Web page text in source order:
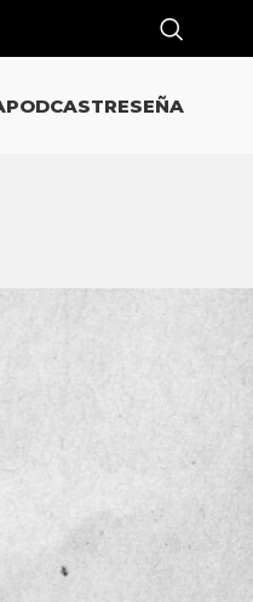
PODCASTRESEÑA